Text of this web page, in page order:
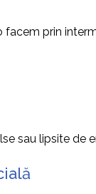
prin
sau lipsite de